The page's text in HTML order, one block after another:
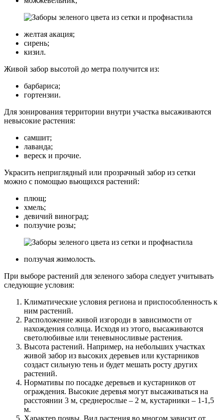
желтая акация;
сирень;
кизил.
Живой забор высотой до метра получится из:
барбариса;
гортензии.
Для зонирования территории внутри участка высаживаются
невысокие растения:
самшит;
лаванда;
вереск и прочие.
Украсить неприглядный или прозрачный забор из сетки
можно с помощью вьющихся растений:
плющ;
хмель;
девичий виноград;
ползучие розы;
ползучая жимолость.
При выборе растений для зеленого забора следует учитывать
следующие условия:
Климатические условия региона и приспособленность к
ним растений.
Расположение живой изгороди в зависимости от
нахождения солнца. Исходя из этого, высаживаются
светолюбивые или теневыносливые растения.
Высота растений. Например, на небольших участках
живой забор из высоких деревьев или кустарников
создаст сильную тень и будет мешать росту других
растений.
Нормативы по посадке деревьев и кустарников от
ограждения. Высокие деревья могут высаживаться на
расстоянии 3 м, среднерослые – 2 м, кустарники – 1-1,5
м.